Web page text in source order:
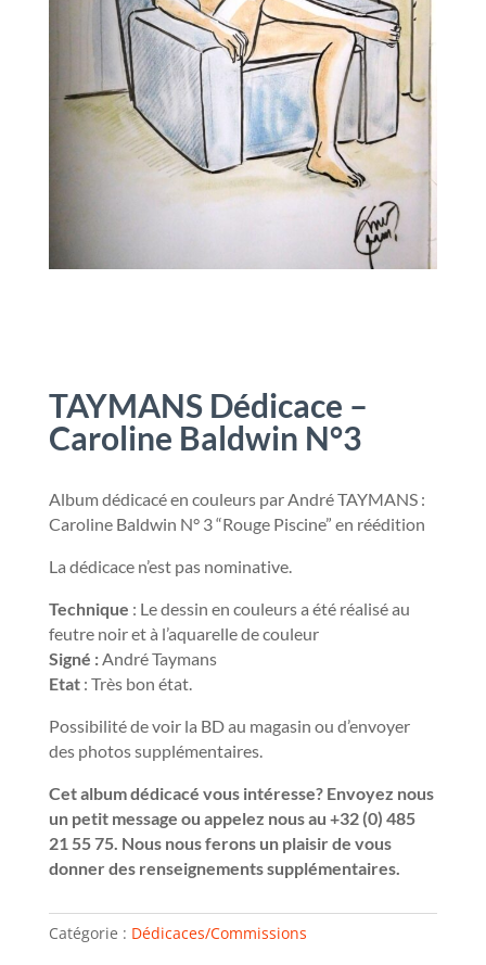
TAYMANS Dédicace –
Caroline Baldwin N°3
Album dédicacé en couleurs par André TAYMANS :
Caroline Baldwin N° 3 “Rouge Piscine” en réédition
La dédicace n’est pas nominative.
Technique : Le dessin en couleurs a été réalisé au
feutre noir et à l’aquarelle de couleur
Signé :André Taymans
Etat: Très bon état.
Possibilité de voir la BD au magasin ou d’envoyer
des photos supplémentaires.
Cet album dédicacé vous intéresse? Envoyez nous
un petit message ou appelez nous au +32 (0) 485
21 55 75. Nous nous ferons un plaisir de vous
donner des renseignements supplémentaires.
Catégorie : Dédicaces/Commissions